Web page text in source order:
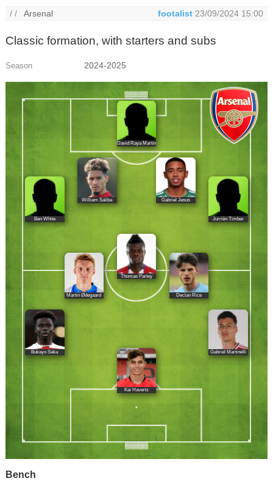
/ /Arsenal footalist 23/09/2024 15:00
Classic formation, with starters and subs
Season 2024-2025
David Raya Martín
Ben White
William Saliba Gabriel Jesus
Jurriën Timber
Thomas Partey
Martin Ødegaard Declan Rice
Gabriel Martinelli
Bukayo Saka
Kai Havertz
Bench